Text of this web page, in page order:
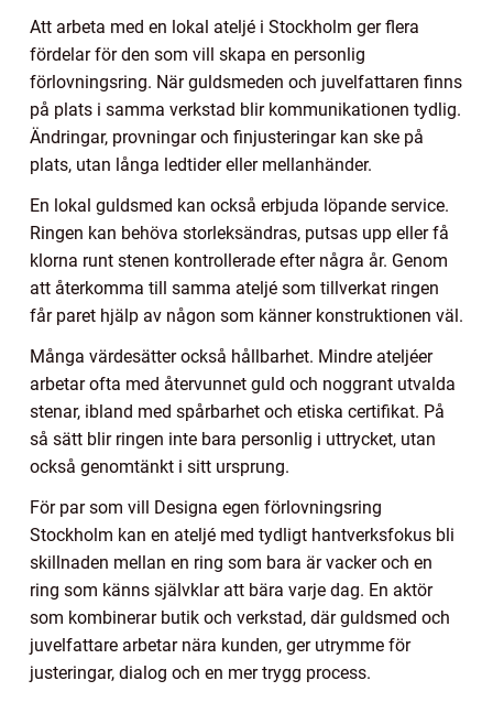
Att arbeta med en lokal ateljé i Stockholm ger flera
fördelar för den som vill skapa en personlig
förlovningsring. När guldsmeden och juvelfattaren finns
på plats i samma verkstad blir kommunikationen tydlig.
Ändringar, provningar och finjusteringar kan ske på
plats, utan långa ledtider eller mellanhänder.
En lokal guldsmed kan också erbjuda löpande service.
Ringen kan behöva storleksändras, putsas upp eller få
klorna runt stenen kontrollerade efter några år. Genom
att återkomma till samma ateljé som tillverkat ringen
får paret hjälp av någon som känner konstruktionen väl.
Många värdesätter också hållbarhet. Mindre ateljéer
arbetar ofta med återvunnet guld och noggrant utvalda
stenar, ibland med spårbarhet och etiska certifikat. På
så sätt blir ringen inte bara personlig i uttrycket, utan
också genomtänkt i sitt ursprung.
För par som vill Designa egen förlovningsring
Stockholm kan en ateljé med tydligt hantverksfokus bli
skillnaden mellan en ring som bara är vacker och en
ring som känns självklar att bära varje dag. En aktör
som kombinerar butik och verkstad, där guldsmed och
juvelfattare arbetar nära kunden, ger utrymme för
justeringar, dialog och en mer trygg process.